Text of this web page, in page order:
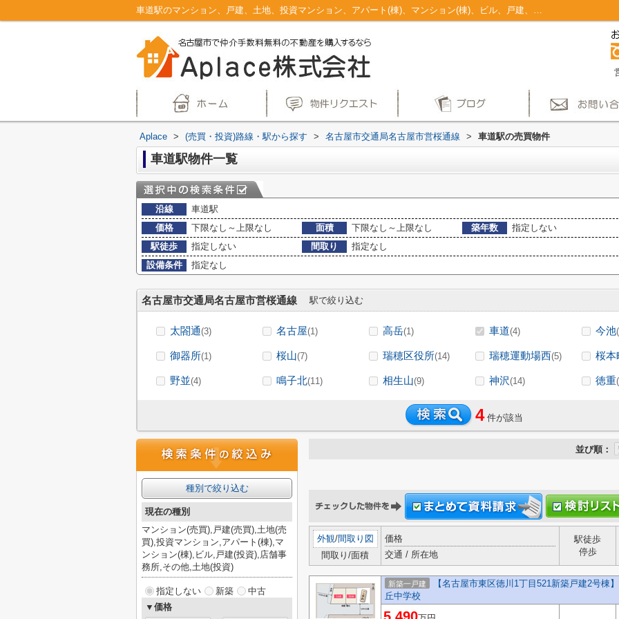
車道駅のマンション、戸建、土地、投資マンション、アパート(棟)、マンション(棟)、ビル、戸建、店舗事務所、その他、土地一覧｜仲介手数料無料！名古屋市で新築戸建てを探すならAplace
Aplace > (売買・投資)路線・駅から探す > 名古屋市交通局名古屋市営桜通線 > 車道駅の売買物件
車道駅物件一覧
沿線
車道駅
価格
下限なし～上限なし 面積 下限なし～上限なし 築年数
指定しない
駅徒歩
指定しない 間取り
指定なし
設備条件
指定なし
名古屋市交通局名古屋市営桜通線 駅で絞り込む
太閤通(3) 名古屋(1) 高岳(1) 車道(4) 今池
御器所(1) 桜山(7) 瑞穂区役所(14) 瑞穂運動場西(5) 桜本
野並(4) 鳴子北(11) 相生山(9) 神沢(14) 徳重
4 件が該当
並び順：
外観/間取り図
間取り/面積
価格
交通 / 所在地
駅徒歩
停歩
新築一戸建
【名古屋市東区徳川1丁目521新築戸建2号棟
丘中学校
種別で絞り込む
現在の種別
マンション(売買),戸建(売買),土地(売
買),投資マンション,アパート(棟),マ
ンション(棟),ビル,戸建(投資),店舗事
務所,その他,土地(投資)
指定しない 新築
中古
▼価格